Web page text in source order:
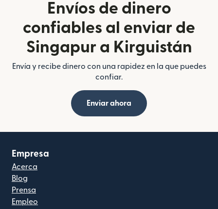
Envíos de dinero
confiables al enviar de
Singapur a Kirguistán
Envía y recibe dinero con una rapidez en la que puedes
confiar.
Enviar ahora
Empresa
Acerca
Blog
Prensa
Empleo